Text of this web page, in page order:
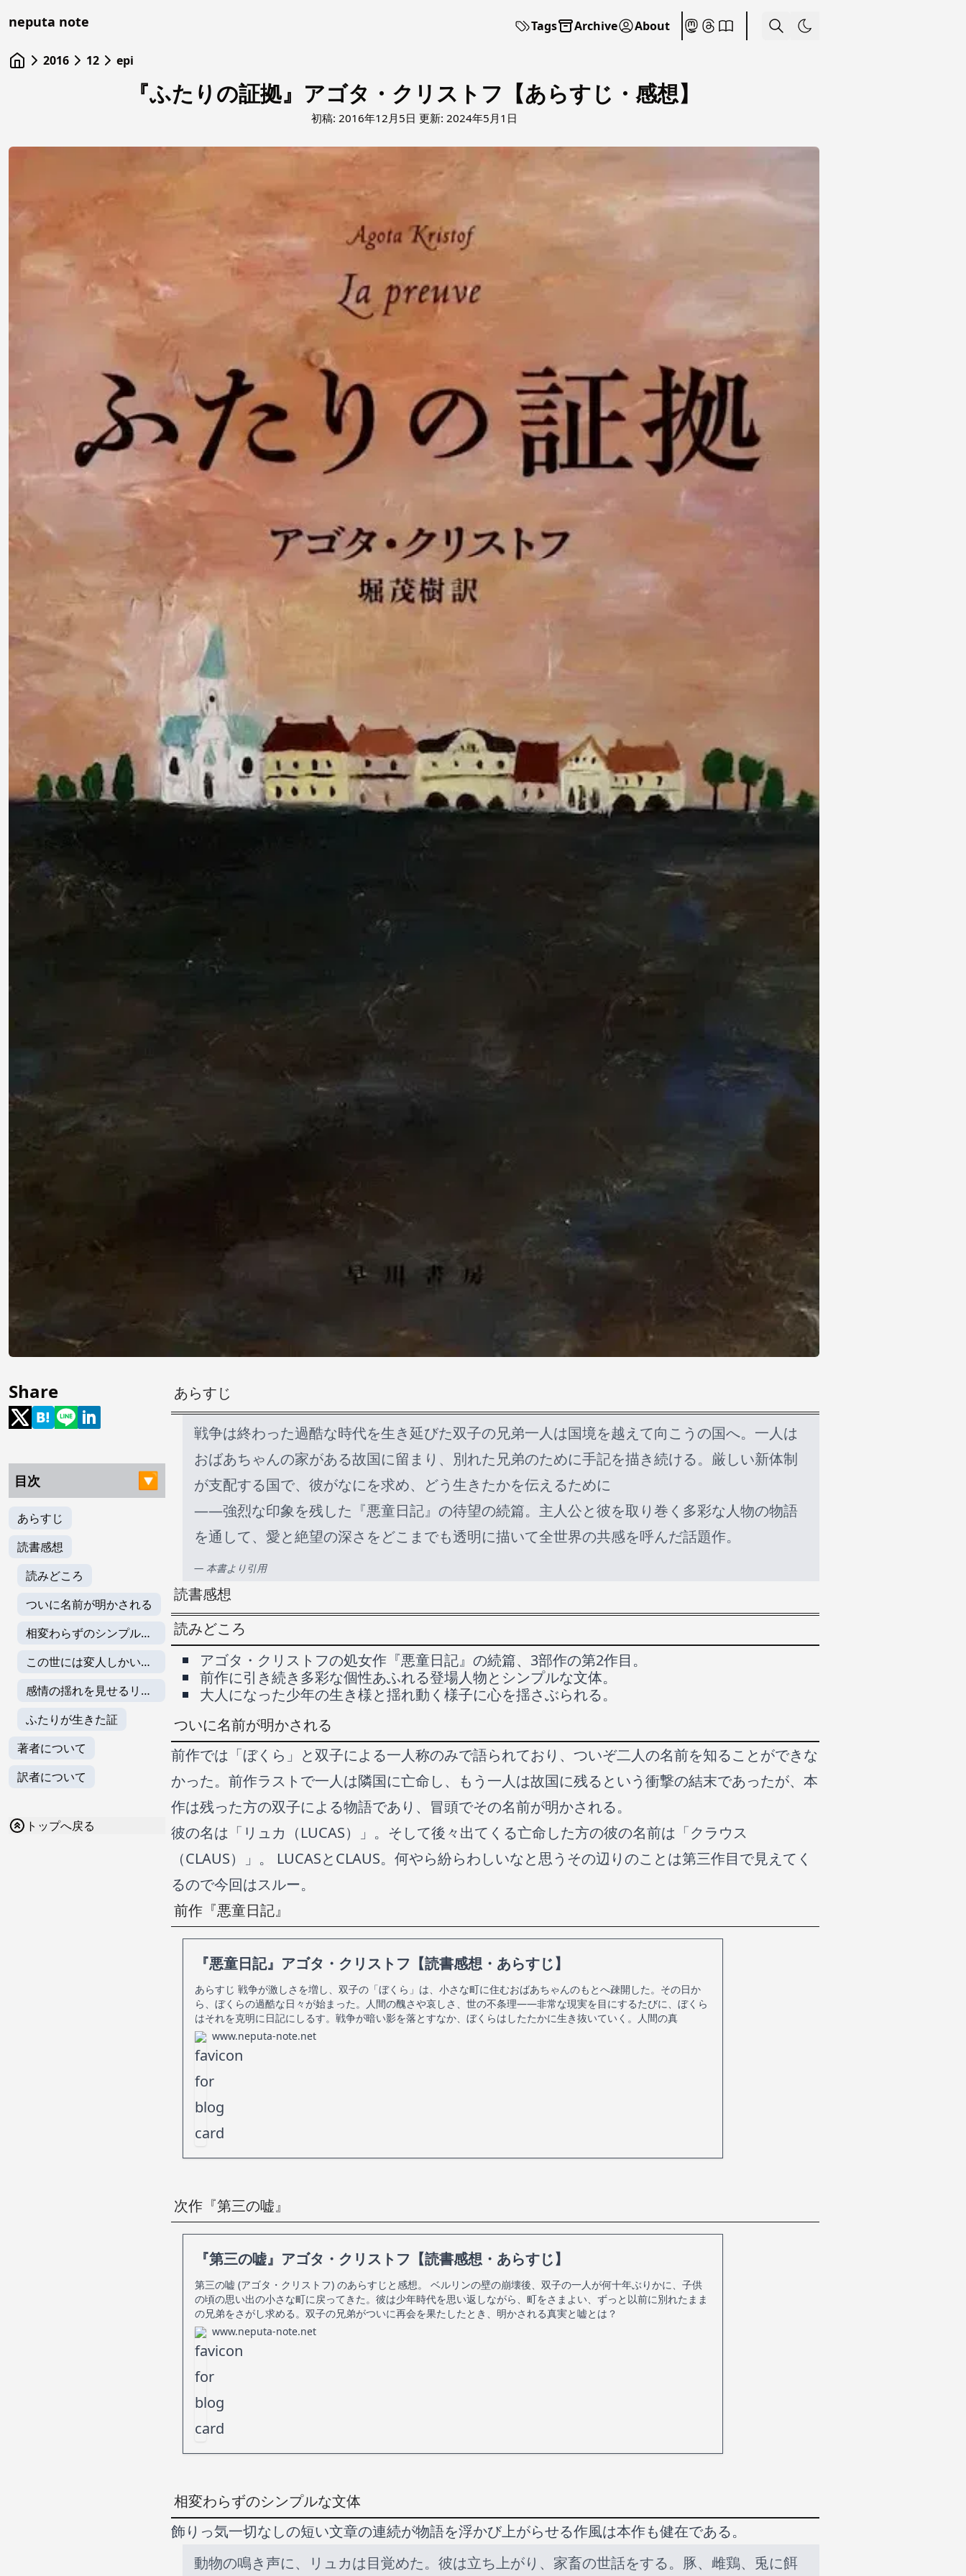
neputa note Tags Archive About
2016 12 epi
『ふたりの証拠』アゴタ・クリストフ【あらすじ・感想】
初稿: 2016年12月5日 更新: 2024年5月1日
Share
目次
あらすじ
読書感想
読みどころ
ついに名前が明かされる
相変わらずのシンプルな
この世には変人しかいな
感情の揺れを見せるリュ
ふたりが生きた証
著者について
訳者について
トップへ戻る
あらすじ
戦争は終わった過酷な時代を生き延びた双子の兄弟一人は国境を越えて向こうの国へ。一人は
おばあちゃんの家がある故国に留まり、別れた兄弟のために手記を描き続ける。厳しい新体制
が支配する国で、彼がなにを求め、どう生きたかを伝えるために
――強烈な印象を残した『悪童日記』の待望の続篇。主人公と彼を取り巻く多彩な人物の物語
を通して、愛と絶望の深さをどこまでも透明に描いて全世界の共感を呼んだ話題作。
— 本書より引用
読書感想
読みどころ
アゴタ・クリストフの処女作『悪童日記』の続篇、3部作の第2作目。
前作に引き続き多彩な個性あふれる登場人物とシンプルな文体。
大人になった少年の生き様と揺れ動く様子に心を揺さぶられる。
ついに名前が明かされる
前作では「ぼくら」と双子による一人称のみで語られており、ついぞ二人の名前を知ることができな
かった。前作ラストで一人は隣国に亡命し、もう一人は故国に残るという衝撃の結末であったが、本
作は残った方の双子による物語であり、冒頭でその名前が明かされる。
彼の名は「リュカ（LUCAS）」。そして後々出てくる亡命した方の彼の名前は「クラウス
（CLAUS）」。 LUCASとCLAUS。何やら紛らわしいなと思うその辺りのことは第三作目で見えてく
るので今回はスルー。
前作『悪童日記』
『悪童日記』アゴタ・クリストフ【読書感想・あらすじ】
あらすじ 戦争が激しさを増し、双子の「ぼくら」は、小さな町に住むおばあちゃんのもとへ疎開した。その日か
ら、ぼくらの過酷な日々が始まった。人間の醜さや哀しさ、世の不条理――非常な現実を目にするたびに、ぼくら
はそれを克明に日記にしるす。戦争が暗い影を落とすなか、ぼくらはしたたかに生き抜いていく。人間の真
www.neputa-note.net
次作『第三の嘘』
『第三の嘘』アゴタ・クリストフ【読書感想・あらすじ】
第三の嘘 (アゴタ・クリストフ) のあらすじと感想。 ベルリンの壁の崩壊後、双子の一人が何十年ぶりかに、子供
の頃の思い出の小さな町に戻ってきた。彼は少年時代を思い返しながら、町をさまよい、ずっと以前に別れたまま
の兄弟をさがし求める。双子の兄弟がついに再会を果たしたとき、明かされる真実と嘘とは？
www.neputa-note.net
相変わらずのシンプルな文体
飾りっ気一切なしの短い文章の連続が物語を浮かび上がらせる作風は本作も健在である。
動物の鳴き声に、リュカは目覚めた。彼は立ち上がり、家畜の世話をする。豚、雌鶏、兎に餌